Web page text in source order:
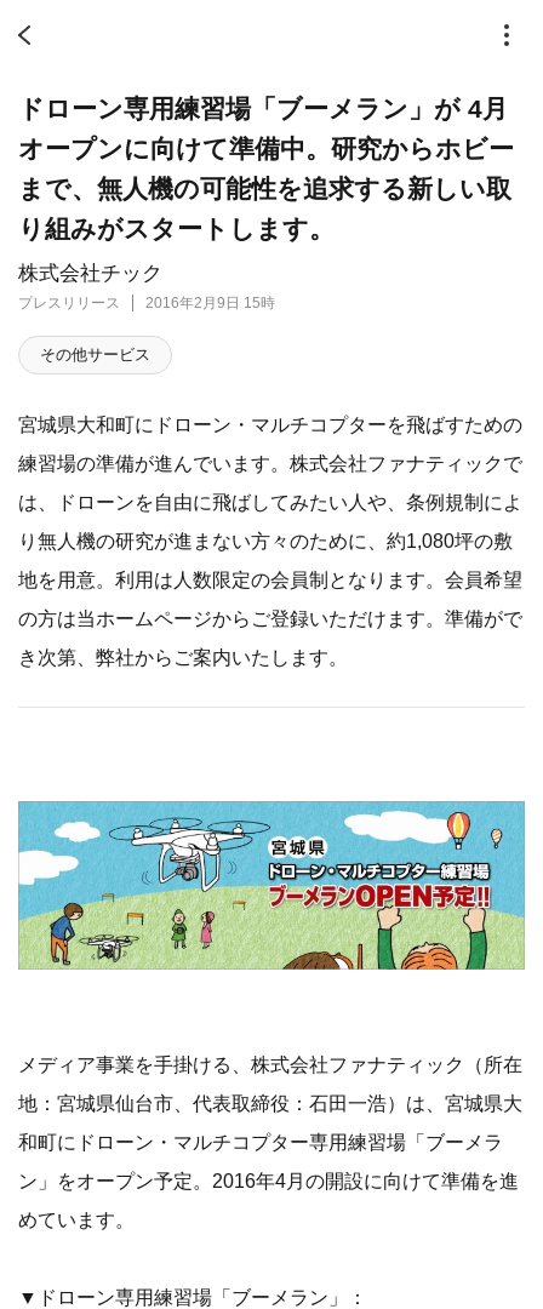
株式会社チック
プレスリリース 2016年2月9日 15時
ドローン専用練習場「ブーメラン」が 4月
オープンに向けて準備中。研究からホビー
まで、無人機の可能性を追求する新しい取
り組みがスタートします。
その他サービス
宮城県大和町にドローン・マルチコプターを飛ばすための
練習場の準備が進んでいます。株式会社ファナティックで
は、ドローンを自由に飛ばしてみたい人や、条例規制によ
り無人機の研究が進まない方々のために、約1,080坪の敷
地を用意。利用は人数限定の会員制となります。会員希望
の方は当ホームページからご登録いただけます。準備がで
き次第、弊社からご案内いたします。
メディア事業を手掛ける、株式会社ファナティック（所在
地：宮城県仙台市、代表取締役：石田一浩）は、宮城県大
和町にドローン・マルチコプター専用練習場「ブーメラ
ン」をオープン予定。2016年4月の開設に向けて準備を進
めています。
▼ドローン専用練習場「ブーメラン」：